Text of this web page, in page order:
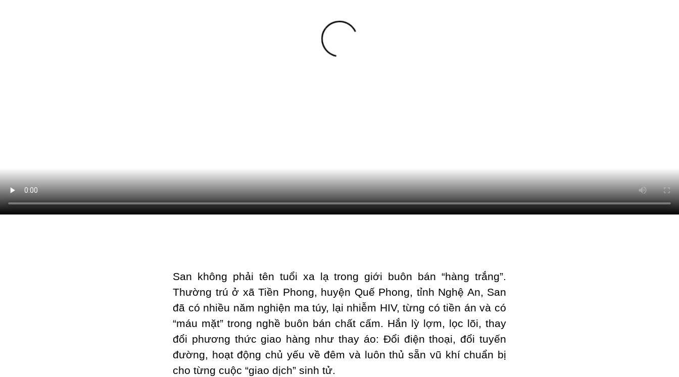
San không phải tên tuổi xa lạ trong giới buôn bán “hàng trắng”.
Thường trú ở xã Tiền Phong, huyện Quế Phong, tỉnh Nghệ An, San
đã có nhiều năm nghiện ma túy, lại nhiễm HIV, từng có tiền án và có
“máu mặt” trong nghề buôn bán chất cấm. Hắn lỳ lợm, lọc lõi, thay
đổi phương thức giao hàng như thay áo: Đổi điện thoại, đổi tuyến
đường, hoạt động chủ yếu về đêm và luôn thủ sẵn vũ khí chuẩn bị
cho từng cuộc “giao dịch” sinh tử.